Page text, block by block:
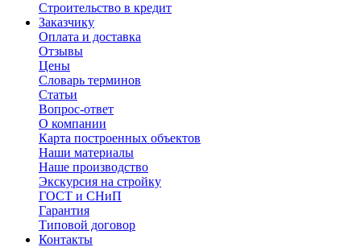
Строительство в кредит
Заказчику
Оплата и доставка
Отзывы
Цены
Словарь терминов
Статьи
Вопрос-ответ
О компании
Карта построенных объектов
Наши материалы
Наше производство
Экскурсия на стройку
ГОСТ и СНиП
Гарантия
Типовой договор
Контакты